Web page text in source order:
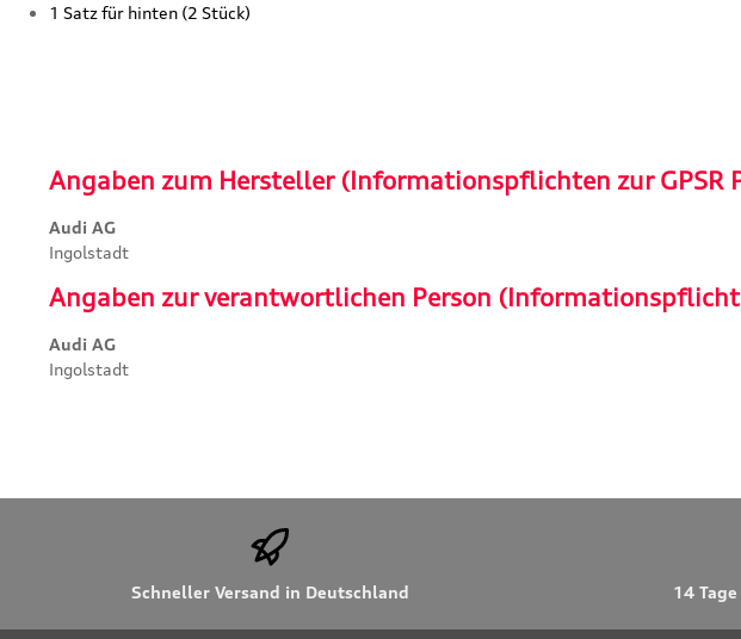
1 Satz für hinten (2 Stück)
Angaben zum Hersteller (Informationspflichten zur GPSR
Audi AG
Ingolstadt
Angaben zur verantwortlichen Person
Audi AG
Ingolstadt
Schneller Versand in Deutschland 14